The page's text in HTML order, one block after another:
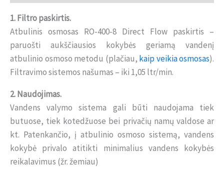
1. Filtro paskirtis.
Atbulinis osmosas RO-400-8 Direct Flow paskirtis –
paruošti aukščiausios kokybės geriamą vandenį
atbulinio osmoso metodu (plačiau, kaip veikia osmosas).
Filtravimo sistemos našumas – iki 1,05 ltr/min.
2. Naudojimas.
Vandens valymo sistema gali būti naudojama tiek
butuose, tiek kotedžuose bei privačių namų valdose ar
kt. Patenkančio, į atbulinio osmoso sistemą, vandens
kokybė privalo atitikti minimalius vandens kokybės
reikalavimus (žr. žemiau)